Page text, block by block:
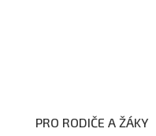
PRO RODIČE A ŽÁKY